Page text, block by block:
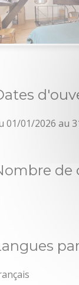
01/01/2026 au
de